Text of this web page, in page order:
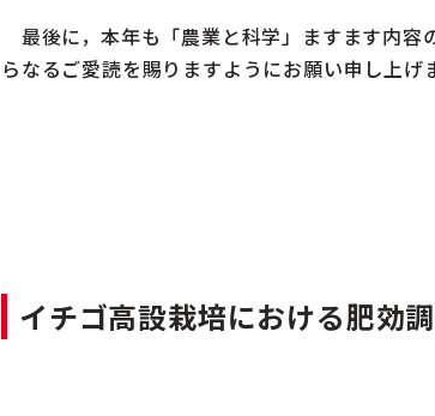
最後に，本年も「農業と科学」ますます内容
らなるご愛読を賜りますようにお願い申し上
イチゴ高設栽培における肥効